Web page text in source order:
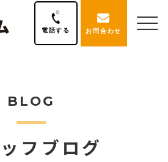
電話する お問合わせ
BLOG
フブログ